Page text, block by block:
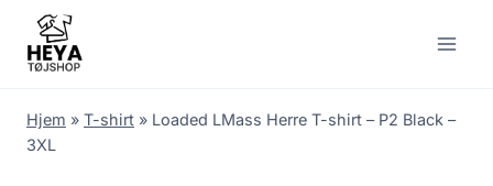
content
Hjem » T-shirt » Loaded LMass Herre T-shirt – P2 Black –
3XL